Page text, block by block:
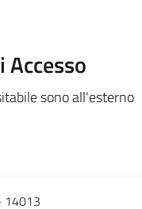
sono all'esterno
14013